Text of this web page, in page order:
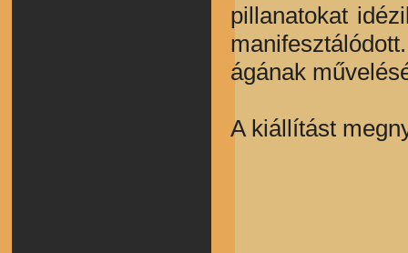
pillanatokat
ágának
A kiállítást